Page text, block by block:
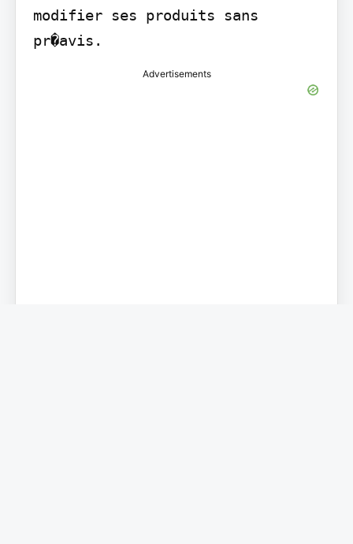
modifier ses produits sans
pr�avis.
Advertisements